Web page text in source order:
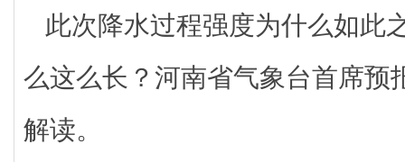
此次降水过程强度为什么如此
么这么长？河南省气象台首席预
解读。